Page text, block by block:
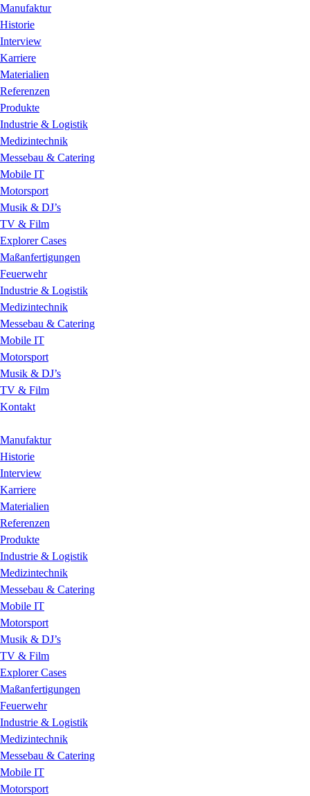
Manufaktur
Historie
Interview
Karriere
Materialien
Referenzen
Produkte
Industrie & Logistik
Medizintechnik
Messebau & Catering
Mobile IT
Motorsport
Musik & DJ’s
TV & Film
Explorer Cases
Maßanfertigungen
Feuerwehr
Industrie & Logistik
Medizintechnik
Messebau & Catering
Mobile IT
Motorsport
Musik & DJ’s
TV & Film
Kontakt
Manufaktur
Historie
Interview
Karriere
Materialien
Referenzen
Produkte
Industrie & Logistik
Medizintechnik
Messebau & Catering
Mobile IT
Motorsport
Musik & DJ’s
TV & Film
Explorer Cases
Maßanfertigungen
Feuerwehr
Industrie & Logistik
Medizintechnik
Messebau & Catering
Mobile IT
Motorsport